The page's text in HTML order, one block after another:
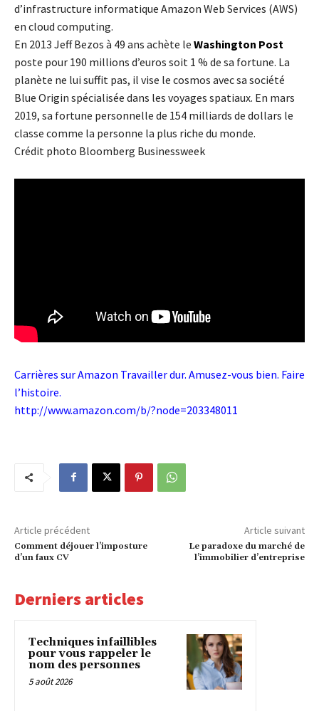
d’infrastructure informatique Amazon Web Services (AWS)
en cloud computing.
En 2013 Jeff Bezos à 49 ans achète le Washington Post
poste pour 190 millions d’euros soit 1 % de sa fortune. La
planète ne lui suffit pas, il vise le cosmos avec sa société
Blue Origin spécialisée dans les voyages spatiaux. En mars
2019, sa fortune personnelle de 154 milliards de dollars le
classe comme la personne la plus riche du monde.
Crédit photo Bloomberg Businessweek
Carrières sur Amazon Travailler dur. Amusez-vous bien. Faire
l’histoire.
http://www.amazon.com/b/?node=203348011
Article précédent
Comment déjouer l’imposture
d’un faux CV
Article suivant
Le paradoxe du marché de
l’immobilier d’entreprise
Derniers articles
Techniques infaillibles
pour vous rappeler le
nom des personnes
5 août 2026